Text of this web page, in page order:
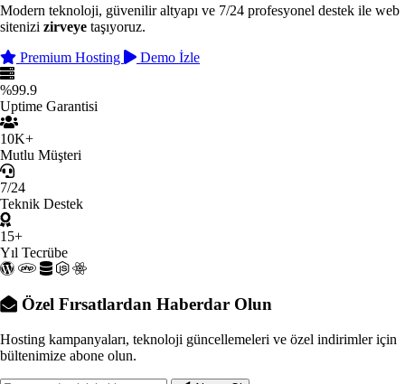
Modern teknoloji, güvenilir altyapı ve 7/24 profesyonel destek ile web
sitenizi zirveye taşıyoruz.
Premium Hosting
Demo İzle
%99.9
Uptime Garantisi
10K+
Mutlu Müşteri
7/24
Teknik Destek
15+
Yıl Tecrübe
Özel Fırsatlardan Haberdar Olun
Hosting kampanyaları, teknoloji güncellemeleri ve özel indirimler için
bültenimize abone olun.